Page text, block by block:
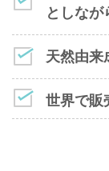
としなが
天然由来
世界で販